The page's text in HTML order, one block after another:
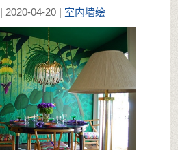
| 2020-04-20 | 室内墙绘